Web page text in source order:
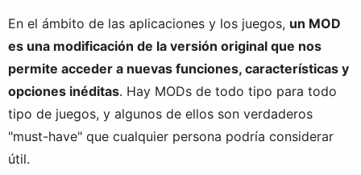
En el ámbito de las aplicaciones y los juegos, un MOD
es una modificación de la versión original que nos
permite acceder a nuevas funciones, características y
opciones inéditas. Hay MODs de todo tipo para todo
tipo de juegos, y algunos de ellos son verdaderos
"must-have" que cualquier persona podría considerar
útil.